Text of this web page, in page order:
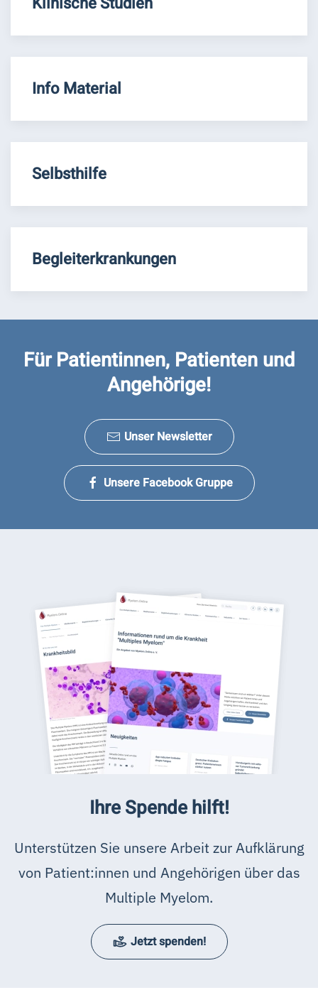
Info Material
Selbsthilfe
Begleiterkrankungen
Für Patientinnen, Patienten und
Angehörige!
Unser Newsletter
Unsere Facebook Gruppe
Ihre Spende hilft!
Unterstützen Sie unsere Arbeit zur Aufklärung
von Patient:innen und Angehörigen über das
Multiple Myelom.
Jetzt spenden!